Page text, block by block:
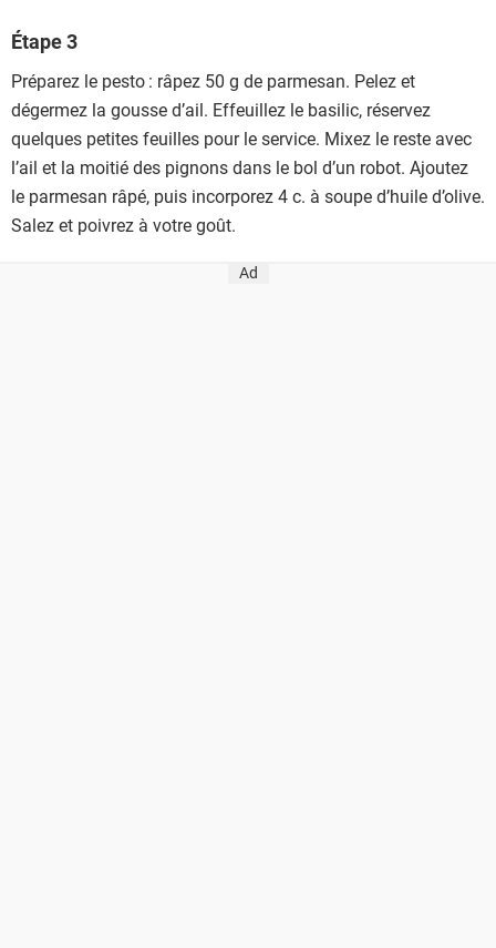
Étape 3
Préparez le pesto : râpez 50 g de parmesan. Pelez et
dégermez la gousse d’ail. Effeuillez le basilic, réservez
quelques petites feuilles pour le service. Mixez le reste avec
l’ail et la moitié des pignons dans le bol d’un robot. Ajoutez
le parmesan râpé, puis incorporez 4 c. à soupe d’huile d’olive.
Salez et poivrez à votre goût.
Ad